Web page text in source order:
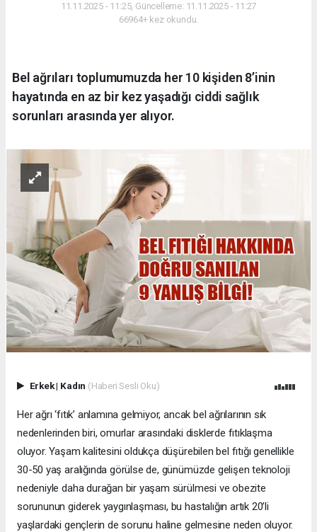
11.11.2025 - 11:25, Güncelleme: 11.11.2025 - 11:27
66964+ kez okundu.
Bel ağrıları toplumumuzda her 10 kişiden 8’inin
hayatında en az bir kez yaşadığı ciddi sağlık
sorunları arasında yer alıyor.
Erkek| Kadın (Haberi Sesli Oku)
Her ağrı ‘fıtık’ anlamına gelmiyor, ancak bel ağrılarının sık
nedenlerinden biri, omurlar arasındaki disklerde fıtıklaşma
oluyor. Yaşam kalitesini oldukça düşürebilen bel fıtığı genellikle
30-50 yaş aralığında görülse de, günümüzde gelişen teknoloji
nedeniyle daha durağan bir yaşam sürülmesi ve obezite
sorununun giderek yaygınlaşması, bu hastalığın artık 20’li
yaşlardaki gençlerin de sorunu haline gelmesine neden oluyor.